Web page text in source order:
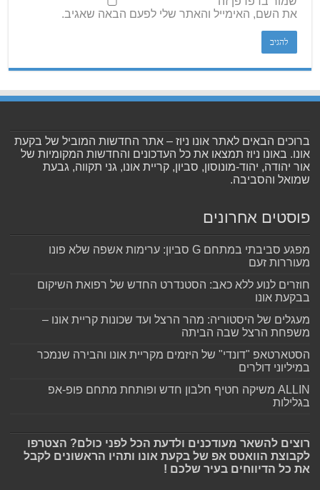
את השם, האימייל והאתר שלי לפעם הבאה שאגיב.
ברוכים הבאים לאתר אונו ניוז – אתר החדשות המוביל של בקעת
אונו. באונו ניוז תמצאו את כל העדכונים והחדשות המקומיות של
אור יהודה, יהוד-מונוסון, סביון, קריית אונו, גני תקווה, גבעת
שמואל והסביבה.
פוסטים אחרונים
מפגע סביבתי במתחם G סביון: ערימות אשפה שלא פונו
מעוררות זעם
חוזרים לנוע ללא כאב: הסטנדרט החדש של רפואת השיקום
בבקעת אונו
מעגלים של היסטוריה: מהר הרצל ועד שכונות קריית אונו –
משפחת הרצל שבה הביתה
הסטארטאפ "דונדי" של היזמים מקריית אונו והבירה שנמכר
במיליוני דולרים
ALLIN משיקה חטיף חלבון חדש ופותחת מתחם פופ-אפ
בגלילות
רוצים להשאר מעודכנים ולדעת הכל לפני כולם? הצטרפו
לקבוצת הוואטס אפ של בקעת אונו ותהיו הראשונים לקבל
את כל הדיווחים בעיר שלכם !